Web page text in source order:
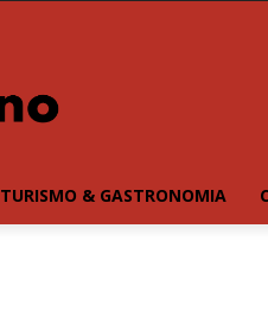
TURISMO & GASTRONOMIA